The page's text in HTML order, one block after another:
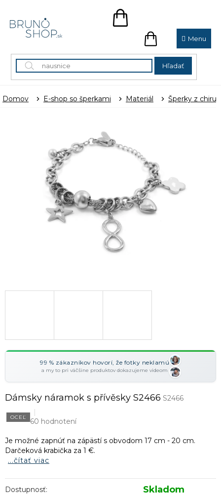
obsah
Hľadať
NÁKUPNÝ
NÁKUPNÝ
KOŠÍK
Domov E-shop so šperkami Materiál Šperky z
99 % zákazníkov hovorí, že fotky neklamú
a my to pri väčšine produktov dokazujeme videom
Dámsky náramok s přívěsky S2466 S2466
OCEĽ 60 hodnotení
Je možné zapnúť na zápästí s obvodom 17 cm - 20 cm.
Darčeková krabička za 1 €.
...čítať viac
Dostupnosť: Skladom